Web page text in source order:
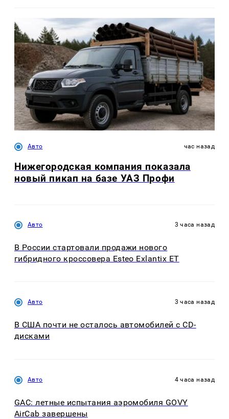
Авто час назад
Нижегородская компания показала
новый пикап на базе УАЗ Профи
Авто 3 часа назад
В России стартовали продажи нового
гибридного кроссовера Esteo Exlantix ET
Авто 3 часа назад
В США почти не осталось автомобилей с CD-
дисками
Авто 4 часа назад
GAC: летные испытания аэромобиля GOVY
AirCab завершены